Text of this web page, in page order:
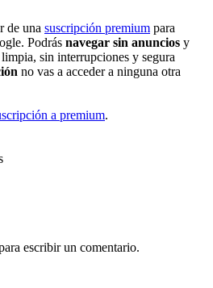
de una suscripción premium para
Podrás navegar sin anuncios y
sin interrupciones y segura
no vas a acceder a ninguna otra
a premium.
escribir un comentario.